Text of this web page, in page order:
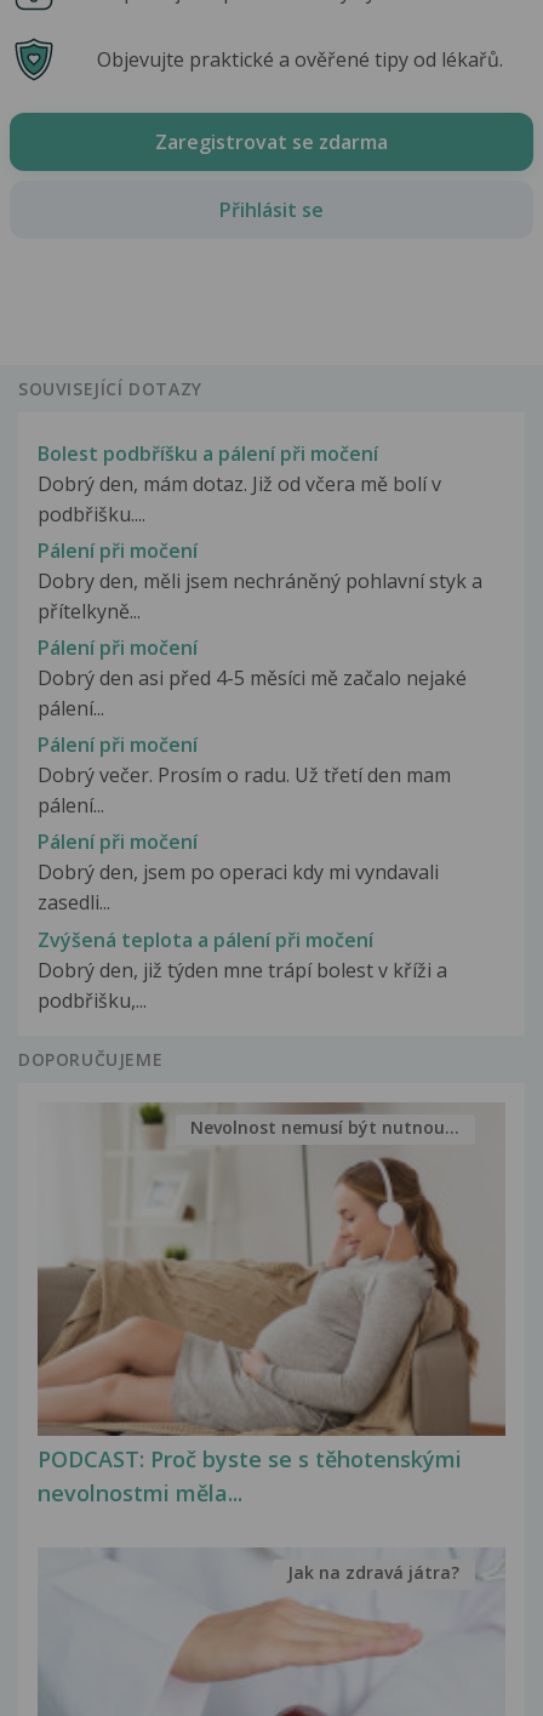
Objevujte praktické a ověřené tipy od lékařů.
Zaregistrovat se zdarma
Přihlásit se
SOUVISEJÍCÍ DOTAZY
Bolest podbříšku a pálení při močení
Dobrý den, mám dotaz. Již od včera mě bolí v
podbřišku....
Pálení při močení
Dobry den, měli jsem nechráněný pohlavní styk a
přítelkyně...
Pálení při močení
Dobrý den asi před 4-5 měsíci mě začalo nejaké
pálení...
Pálení při močení
Dobrý večer. Prosím o radu. Už třetí den mam
pálení...
Pálení při močení
Dobrý den, jsem po operaci kdy mi vyndavali
zasedli...
Zvýšená teplota a pálení při močení
Dobrý den, již týden mne trápí bolest v kříži a
podbřišku,...
DOPORUČUJEME
PODCAST: Proč byste se s těhotenskými
nevolnostmi měla...
Nevolnost nemusí být nutnou...
Jak na zdravá játra?